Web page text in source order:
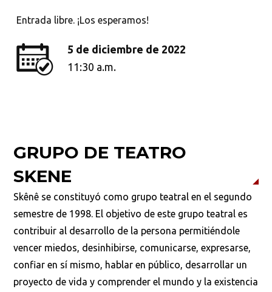
Entrada libre. ¡Los esperamos!
5 de diciembre de 2022
11:30 a.m.
GRUPO DE TEATRO
SKENE
Skênê se constituyó como grupo teatral en el segundo
semestre de 1998. El objetivo de este grupo teatral es
contribuir al desarrollo de la persona permitiéndole
vencer miedos, desinhibirse, comunicarse, expresarse,
confiar en sí mismo, hablar en público, desarrollar un
proyecto de vida y comprender el mundo y la existencia